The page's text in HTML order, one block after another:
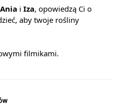
Ania i Iza, opowiedzą Ci o
aby twoje rośliny
filmikami.